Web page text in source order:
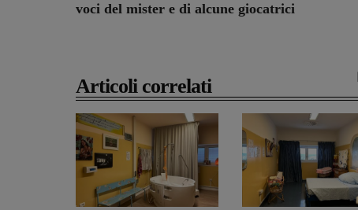
voci del mister e di alcune giocatrici
Articoli correlati